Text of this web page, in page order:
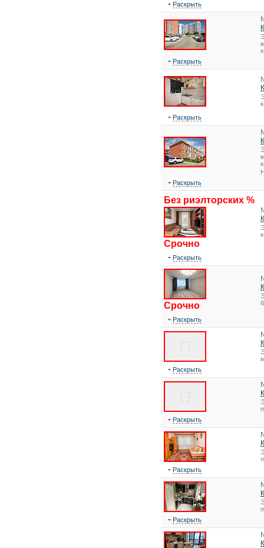
Раскрыть
Раскрыть
Раскрыть
Раскрыть
Без риэлторских %
Срочно
Раскрыть
Срочно
Раскрыть
Раскрыть
Раскрыть
Раскрыть
Раскрыть